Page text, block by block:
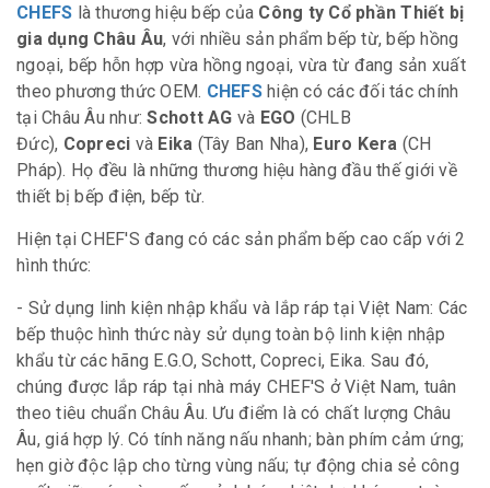
CHEFS là thương hiệu bếp của Công ty Cổ phần Thiết bị
gia dụng Châu Âu, với nhiều sản phẩm bếp từ, bếp hồng
ngoại, bếp hỗn hợp vừa hồng ngoại, vừa từ đang sản xuất
theo phương thức OEM. CHEFShiện có các đối tác chính
tại Châu Âu như:Schott AG và EGO (CHLB
Đức), Copreci và Eika (Tây Ban Nha), Euro Kera (CH
Pháp). Họ đều là những thương hiệu hàng đầu thế giới về
thiết bị bếp điện, bếp từ.
Hiện tại CHEF'S đang có các sản phẩm bếp cao cấp với 2
hình thức:
- Sử dụng linh kiện nhập khẩu và lắp ráp tại Việt Nam: Các
bếp thuộc hình thức này sử dụng toàn bộ linh kiện nhập
khẩu từ các hãng E.G.O, Schott, Copreci, Eika. Sau đó,
chúng được lắp ráp tại nhà máy CHEF'S ở Việt Nam, tuân
theo tiêu chuẩn Châu Âu. Ưu điểm là có chất lượng Châu
Âu, giá hợp lý. Có tính năng nấu nhanh; bàn phím cảm ứng;
hẹn giờ độc lập cho từng vùng nấu; tự động chia sẻ công